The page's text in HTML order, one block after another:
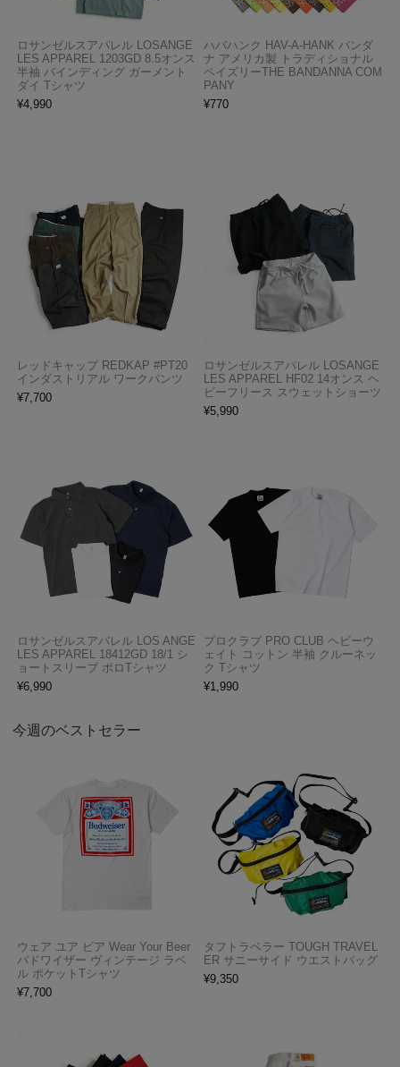
ロサンゼルスアパレル LOSANGE
LES APPAREL 1203GD 8.5オンス
半袖 バインディング ガーメント
ダイ Tシャツ
¥4,990
ハバハンク HAV-A-HANK バンダ
ナ アメリカ製 トラディショナル
ペイズリーTHE BANDANNA COM
PANY
¥770
レッドキャップ REDKAP #PT20
インダストリアル ワークパンツ
¥7,700
ロサンゼルスアパレル LOSANGE
LES APPAREL HF02 14オンス ヘ
ビーフリース スウェットショーツ
¥5,990
ロサンゼルスアパレル LOS ANGE
LES APPAREL 18412GD 18/1 シ
ョートスリーブ ポロTシャツ
¥6,990
プロクラブ PRO CLUB ヘビーウ
ェイト コットン 半袖 クルーネッ
ク Tシャツ
¥1,990
今週のベストセラー
ウェア ユア ビア Wear Your Beer
バドワイザー ヴィンテージ ラベ
ル ポケットTシャツ
¥7,700
タフトラベラー TOUGH TRAVEL
ER サニーサイド ウエストバッグ
¥9,350